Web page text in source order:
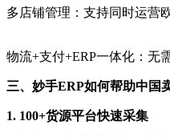
多店铺管理：支持同时运营
物流+支付+ERP一体化：无
三、妙手ERP如何帮助中国
1. 100+货源平台快速采集